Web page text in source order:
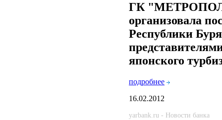
ГК
организовала
Республики
японского
подробнее
16.02.2012
yarbank.ru - Новости банка